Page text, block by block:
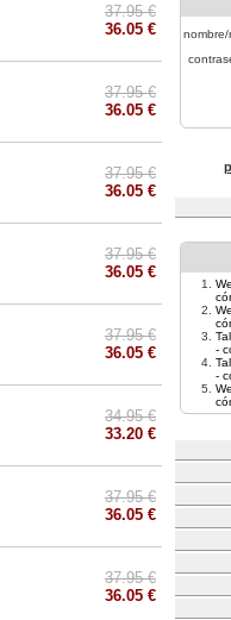
37.95 €
36.05 €
37.95 €
36.05 €
37.95 €
36.05 €
37.95 €
36.05 €
37.95 €
36.05 €
34.95 €
33.20 €
37.95 €
36.05 €
37.95 €
36.05 €
nombre/
-
-